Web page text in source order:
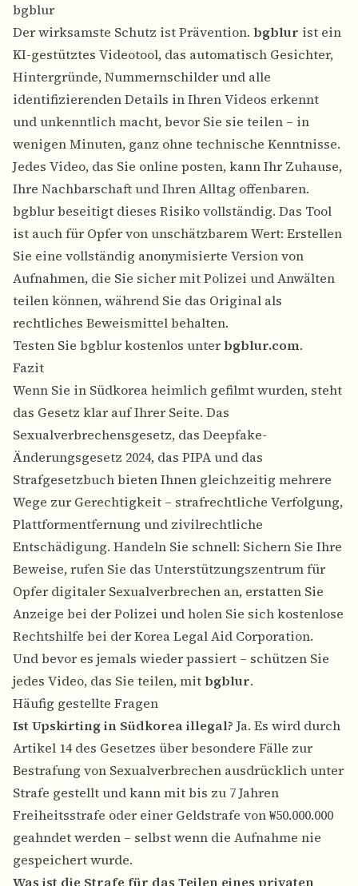
bgblur
Der wirksamste Schutz ist Prävention. bgblur ist ein
KI-gestütztes Videotool, das automatisch Gesichter,
Hintergründe, Nummernschilder und alle
identifizierenden Details in Ihren Videos erkennt
und unkenntlich macht, bevor Sie sie teilen – in
wenigen Minuten, ganz ohne technische Kenntnisse.
Jedes Video, das Sie online posten, kann Ihr Zuhause,
Ihre Nachbarschaft und Ihren Alltag offenbaren.
bgblur beseitigt dieses Risiko vollständig. Das Tool
ist auch für Opfer von unschätzbarem Wert: Erstellen
Sie eine vollständig anonymisierte Version von
Aufnahmen, die Sie sicher mit Polizei und Anwälten
teilen können, während Sie das Original als
rechtliches Beweismittel behalten.
Testen Sie bgblur kostenlos unterbgblur.com.
Fazit
Wenn Sie in Südkorea heimlich gefilmt wurden, steht
das Gesetz klar auf Ihrer Seite. Das
Sexualverbrechensgesetz, das Deepfake-
Änderungsgesetz 2024, das PIPA und das
Strafgesetzbuch bieten Ihnen gleichzeitig mehrere
Wege zur Gerechtigkeit – strafrechtliche Verfolgung,
Plattformentfernung und zivilrechtliche
Entschädigung. Handeln Sie schnell: Sichern Sie Ihre
Beweise, rufen Sie das Unterstützungszentrum für
Opfer digitaler Sexualverbrechen an, erstatten Sie
Anzeige bei der Polizei und holen Sie sich kostenlose
Rechtshilfe bei der Korea Legal Aid Corporation.
Und bevor es jemals wieder passiert – schützen Sie
jedes Video, das Sie teilen, mitbgblur.
Häufig gestellte Fragen
Ist Upskirting in Südkorea illegal? Ja. Es wird durch
Artikel 14 des Gesetzes über besondere Fälle zur
Bestrafung von Sexualverbrechen ausdrücklich unter
Strafe gestellt und kann mit bis zu 7 Jahren
Freiheitsstrafe oder einer Geldstrafe von ₩50.000.000
geahndet werden – selbst wenn die Aufnahme nie
gespeichert wurde.
Was ist die Strafe für das Teilen eines privaten